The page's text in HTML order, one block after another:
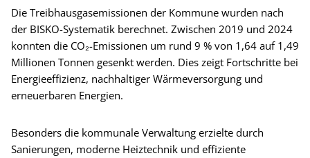
Die Treibhausgasemissionen der Kommune wurden nach
der BISKO-Systematik berechnet. Zwischen 2019 und 2024
konnten die CO₂-Emissionen um rund 9 % von 1,64 auf 1,49
Millionen Tonnen gesenkt werden. Dies zeigt Fortschritte bei
Energieeffizienz, nachhaltiger Wärmeversorgung und
erneuerbaren Energien.
Besonders die kommunale Verwaltung erzielte durch
Sanierungen, moderne Heiztechnik und effiziente